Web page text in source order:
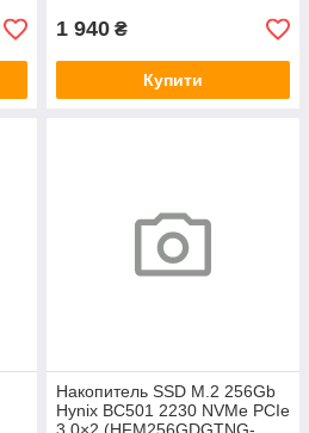
1 940 ₴
Купити
Накопитель SSD M.2 256Gb
Hynix BC501 2230 NVMe PCIe